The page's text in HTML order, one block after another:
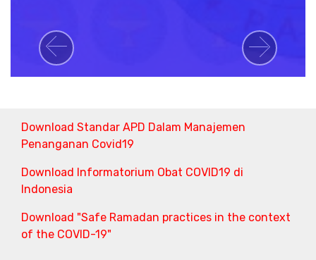
Previous Next
Download Standar APD Dalam Manajemen
Penanganan Covid19
Download Informatorium Obat COVID19 di
Indonesia
Download "Safe Ramadan practices in the context
of the COVID-19"